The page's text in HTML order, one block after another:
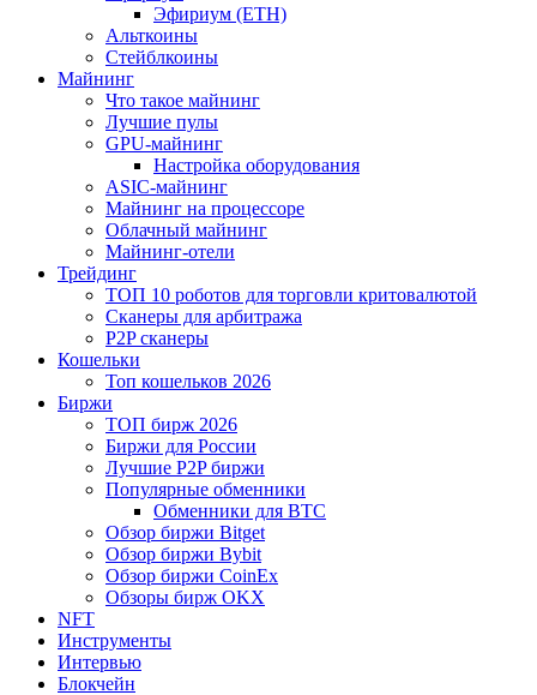
Эфириум (ETH)
Альткоины
Стейблкоины
Майнинг
Что такое майнинг
Лучшие пулы
GPU-майнинг
Настройка оборудования
ASIC-майнинг
Майнинг на процессоре
Облачный майнинг
Майнинг-отели
Трейдинг
ТОП 10 роботов для торговли критовалютой
Сканеры для арбитража
P2P сканеры
Кошельки
Топ кошельков 2026
Биржи
ТОП бирж 2026
Биржи для России
Лучшие P2P биржи
Популярные обменники
Обменники для BTC
Обзор биржи Bitget
Обзор биржи Bybit
Обзор биржи CoinEx
Обзоры бирж OKX
NFT
Инструменты
Интервью
Блокчейн